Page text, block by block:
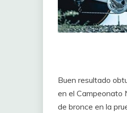
Buen resultado
en el Campeonato
de bronce en la